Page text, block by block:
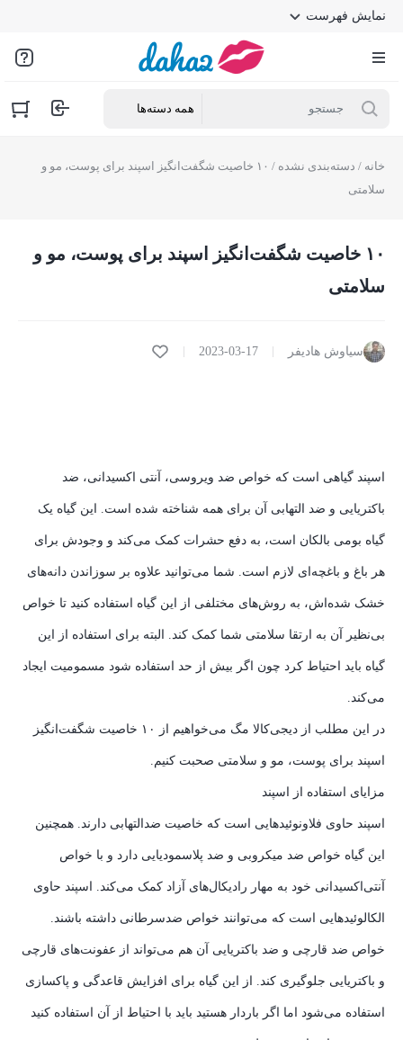
نمایش فهرست
خانه / دسته‌بندی نشده
/ ۱۰ خاصیت شگفت‌انگیز اسپند برای پوست، مو و
سلامتی
۱۰ خاصیت شگفت‌انگیز اسپند برای پوست، مو و
سلامتی
سیاوش هادیفر 2023-03-17
اسپند گیاهی است که خواص ضد ویروسی، آنتی اکسیدانی، ضد
باکتریایی و ضد التهابی آن برای همه شناخته شده است. این گیاه یک
گیاه بومی بالکان است، به دفع حشرات کمک می‌کند و وجودش برای
هر باغ و باغچه‌ای لازم است. شما می‌توانید علاوه بر سوزاندن دانه‌های
خشک شده‌اش، به روش‌های مختلفی از این گیاه استفاده کنید تا خواص
بی‌نظیر آن به ارتقا سلامتی شما کمک کند. البته برای استفاده از این
گیاه باید احتیاط کرد چون اگر بیش از حد استفاده شود مسمومیت ایجاد
می‌کند.
در این مطلب از دیجی‌کالا مگ می‌خواهیم از ۱۰ خاصیت شگفت‌انگیز
اسپند برای پوست، مو و سلامتی صحبت کنیم.
مزایای استفاده از اسپند
اسپند حاوی فلاونوئیدهایی است که خاصیت ضدالتهابی دارند. همچنین
این گیاه خواص ضد میکروبی و ضد پلاسمودیایی دارد و با خواص
آنتی‌اکسیدانی خود به مهار رادیکال‌های آزاد کمک می‌کند. اسپند حاوی
الکالوئیدهایی است که می‌توانند خواص ضدسرطانی داشته باشند.
خواص ضد قارچی و ضد باکتریایی آن هم می‌تواند از عفونت‌های قارچی
و باکتریایی جلوگیری کند. از این گیاه برای افزایش قاعدگی و پاکسازی
استفاده می‌شود اما اگر باردار هستید باید با احتیاط از آن استفاده کنید